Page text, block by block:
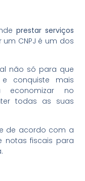
prestar serviços
CNPJ é um dos
não só para que
conquiste mais
economizar no
todas as suas
de acordo com a
notas fiscais para